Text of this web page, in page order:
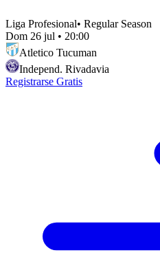
Liga Profesional• Regular Season
Dom 26 jul • 20:00
Atletico Tucuman
Independ. Rivadavia
Registrarse Gratis